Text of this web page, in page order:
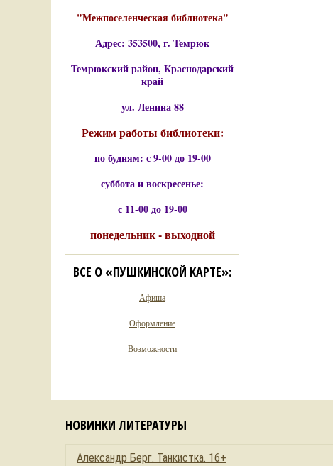
"Межпоселенческая библиотека"
Адрес: 353500, г. Темрюк
Темрюкский район, Краснодарский
край
ул. Ленина 88
Режим работы библиотеки:
по будням: с 9-00 до 19-00
суббота и воскресенье:
с 11-00 до 19-00
понедельник - выходной
ВСЕ О «ПУШКИНСКОЙ КАРТЕ»:
Афиша
Оформление
Возможности
НОВИНКИ ЛИТЕРАТУРЫ
Александр Берг. Танкистка. 16+